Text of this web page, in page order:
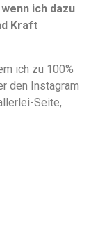
ich dazu
Kraft
ich zu 100%
den Instagram
Seite,